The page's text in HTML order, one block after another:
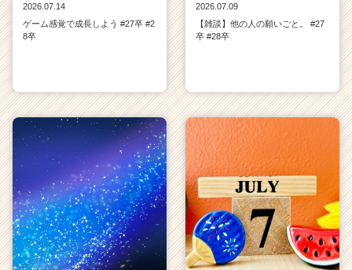
2026.07.14
ゲーム感覚で成長しよう #27卒 #2
8卒
2026.07.09
【雑談】他の人の願いごと。 #27
卒 #28卒